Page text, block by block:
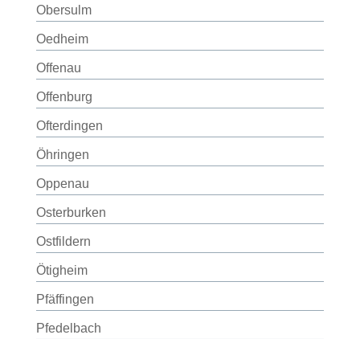
Obersulm
Oedheim
Offenau
Offenburg
Ofterdingen
Öhringen
Oppenau
Osterburken
Ostfildern
Ötigheim
Pfäffingen
Pfedelbach